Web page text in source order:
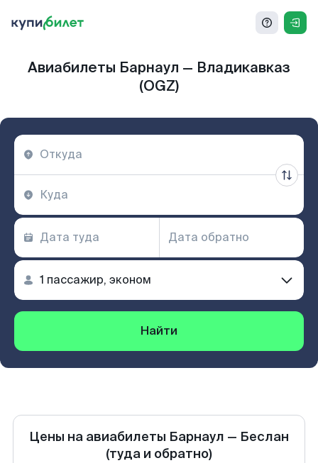
Авиабилеты Барнаул — Владикавказ
(OGZ)
Найти
Цены на авиабилеты Барнаул — Беслан
(туда и обратно)